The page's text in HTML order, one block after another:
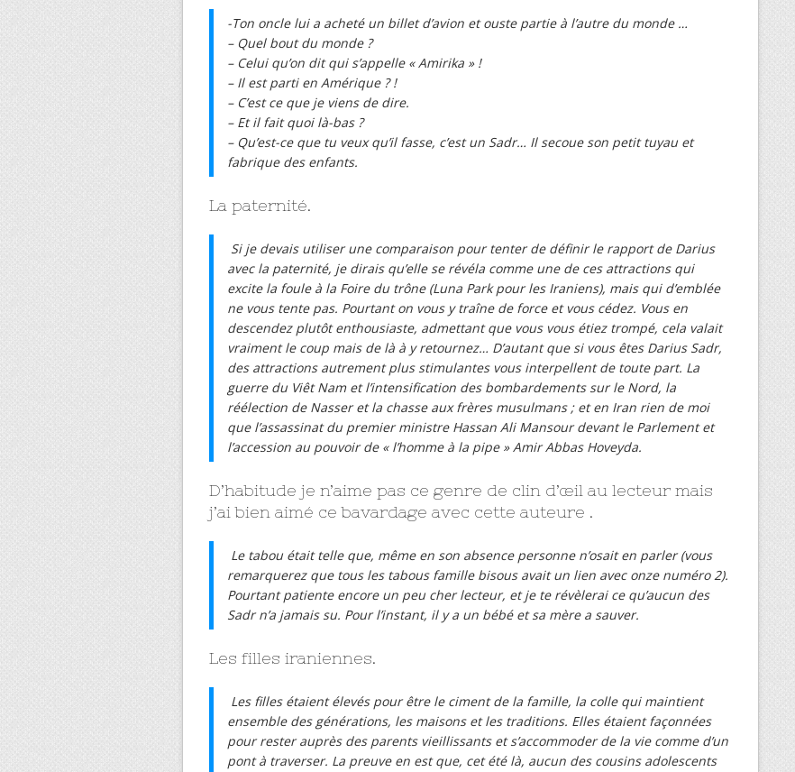
-Ton oncle lui a acheté un billet d’avion et ouste partie à l’autre du monde …
– Quel bout du monde ?
– Celui qu’on dit qui s’appelle « Amirika » !
– Il est parti en Amérique ? !
– C’est ce que je viens de dire.
– Et il fait quoi là-bas ?
– Qu’est-ce que tu veux qu’il fasse, c’est un Sadr… Il secoue son petit tuyau et
fabrique des enfants.
La paternité.
Si je devais utiliser une comparaison pour tenter de définir le rapport de Darius
avec la paternité, je dirais qu’elle se révéla comme une de ces attractions qui
excite la foule à la Foire du trône (Luna Park pour les Iraniens), mais qui d’emblée
ne vous tente pas. Pourtant on vous y traîne de force et vous cédez. Vous en
descendez plutôt enthousiaste, admettant que vous vous étiez trompé, cela valait
vraiment le coup mais de là à y retournez… D’autant que si vous êtes Darius Sadr,
des attractions autrement plus stimulantes vous interpellent de toute part. La
guerre du Viêt Nam et l’intensification des bombardements sur le Nord, la
réélection de Nasser et la chasse aux frères musulmans ; et en Iran rien de moi
que l’assassinat du premier ministre Hassan Ali Mansour devant le Parlement et
l’accession au pouvoir de « l’homme à la pipe » Amir Abbas Hoveyda.
D’habitude je n’aime pas ce genre de clin d’œil au lecteur mais
j’ai bien aimé ce bavardage avec cette auteure .
Le tabou était telle que, même en son absence personne n’osait en parler (vous
remarquerez que tous les tabous famille bisous avait un lien avec onze numéro 2).
Pourtant patiente encore un peu cher lecteur, et je te révèlerai ce qu’aucun des
Sadr n’a jamais su. Pour l’instant, il y a un bébé et sa mère a sauver.
Les filles iraniennes.
Les filles étaient élevés pour être le ciment de la famille, la colle qui maintient
ensemble des générations, les maisons et les traditions. Elles étaient façonnées
pour rester auprès des parents vieillissants et s’accommoder de la vie comme d’un
pont à traverser. La preuve en est que, cet été là, aucun des cousins adolescents